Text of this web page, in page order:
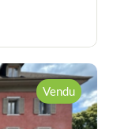
de boissons,
(sans
sauf night-
est vendu avec
de bar.
Vendu